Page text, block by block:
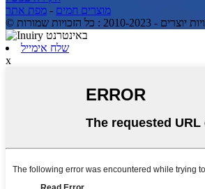
מוצרים חמים - מפת אתר
שלח אימייל
x